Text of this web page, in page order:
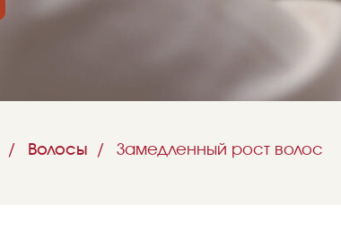
/ Волосы / Замедленный рост волос